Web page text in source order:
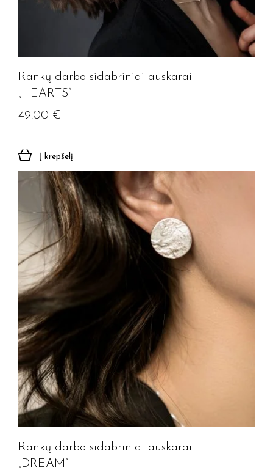
Rankų darbo sidabriniai auskarai
„HEARTS”
49.00 €
Į krepšelį
Rankų darbo sidabriniai auskarai
„DREAM”